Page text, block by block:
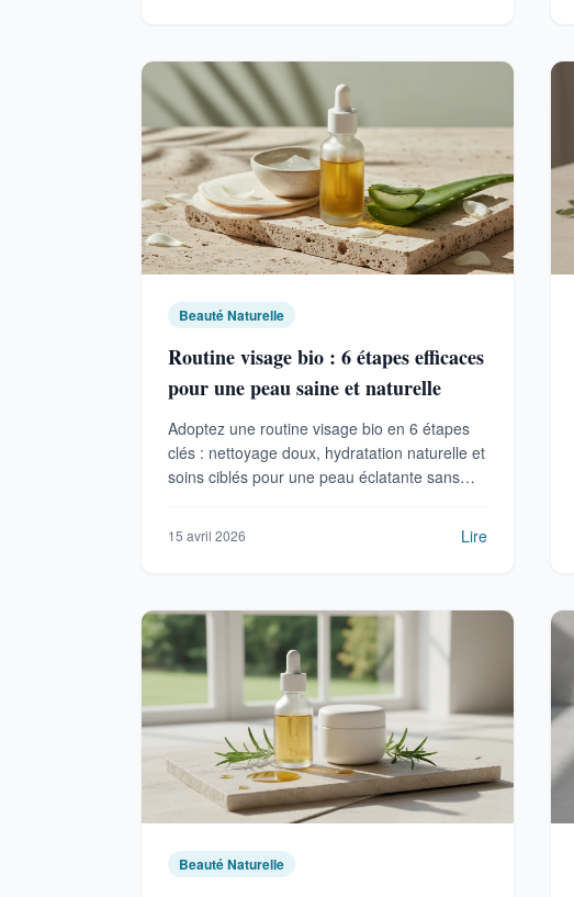
Beauté Naturelle
Routine visage bio : 6 étapes efficaces
pour une peau saine et naturelle
Adoptez une routine visage bio en 6 étapes
clés : nettoyage doux, hydratation naturelle et
soins ciblés pour une peau éclatante sans
15 avril 2026 Lire
Beauté Naturelle